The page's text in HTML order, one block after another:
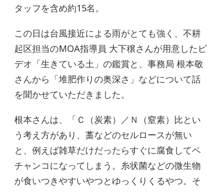
タッフを含め約15名。
この日は台風接近による雨がとても強く、不耕
起区担当のMOA指導員 大下穣さんが用意したビ
デオ「生きている土」の鑑賞と、事務局 根本敬
さんから「堆肥作りの奥深さ」などについて話
を聞かせていただきました。
根本さんは、「Ｃ（炭素）／Ｎ（窒素）比とい
う考え方があり、藁などのセルロースが無い
と、例えば雑草だけだったらすぐに腐食してペ
チャンコになってしまう。糸状菌などの微生物
が食いつきやすいやつとゆっくりくるやつ。そ